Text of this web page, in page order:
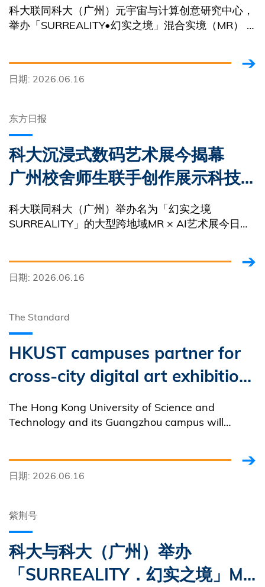
科大联同科大（广州）元宇宙与计算创意研究中心，
举办「SURREALITY•幻实之境」混合实境（MR） X
日期: 2026.06.16
东方日报
科大沉浸式数码艺术展今揭幕
广州校舍师生联手创作展示科技
实力
科大联同科大（广州）举办名为「幻实之境
SURREALITY」的大型跨地域MR × AI艺术展今日
日期: 2026.06.16
The Standard
HKUST campuses partner for
cross-city digital art exhibition
blending AI and mixed reality
The Hong Kong University of Science and
Technology and its Guangzhou campus will
Wednesday.
日期: 2026.06.16
紫荆号
科大与科大（广州）举办
「SURREALITY．幻实之境」MR